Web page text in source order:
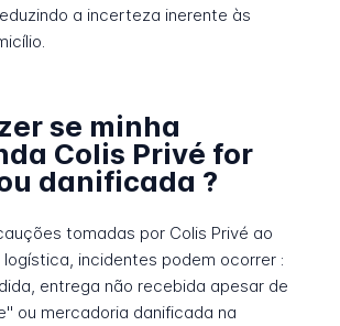
a incerteza inerente às
se minha
Colis Privé for
danificada ?
tomadas por Colis Privé ao
incidentes podem ocorrer :
entrega não recebida apesar de
ou mercadoria danificada na